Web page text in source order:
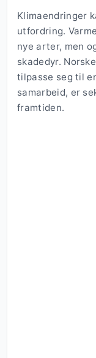
Klimaendringer
utfordring.
nye arter, men
skadedyr.
tilpasse seg til
samarbeid, er
framtiden.